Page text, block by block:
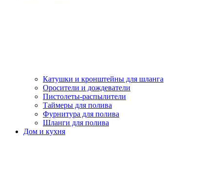
Катушки и кронштейны для шланга
Оросители и дождеватели
Пистолеты-распылители
Таймеры для полива
Фурнитура для полива
Шланги для полива
Дом и кухня